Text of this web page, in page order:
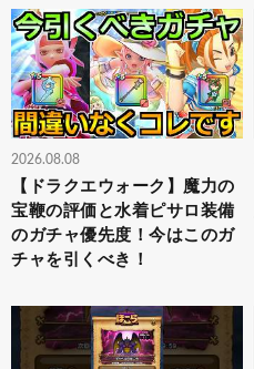
2026.08.08
【ドラクエウォーク】魔力の
宝鞭の評価と水着ピサロ装備
のガチャ優先度！今はこのガ
チャを引くべき！